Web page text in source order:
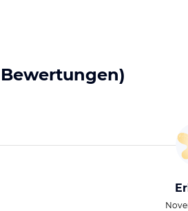
Bewertungen)